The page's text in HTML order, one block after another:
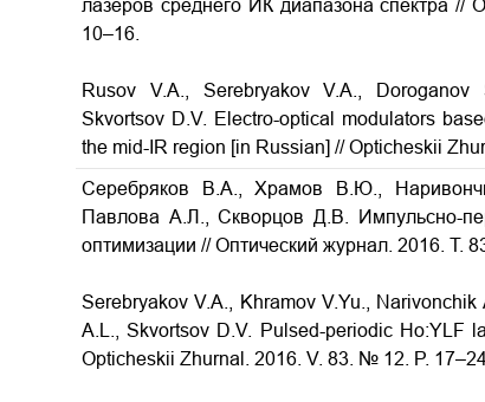
лазеров среднего ИК диапазона спектра//
10–16.
Rusov V.A., Serebryakov V.A., Doroganov
Skvortsov D.V.
Electro-optical modulators
the mid-IR region [in Russian] // Opticheskii
Серебряков В.А., Храмов В.Ю.,
Павлова А.Л., Скворцов Д.В. Импульсно-
оптимизации // Оптический журнал. 2016. Т.
Serebryakov V.A., Khramov V.Yu.,
A.L., Skvortsov D.V.
Pulsed-periodic Ho:YLF
Opticheskii Zhurnal. 2016. V. 83. № 12. P.